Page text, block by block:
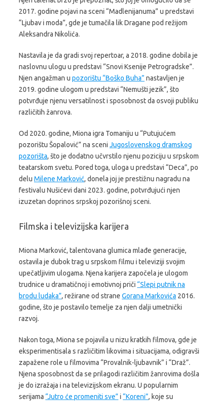
2017. godine pojavi na sceni “Madlenijanuma” u predstavi
“Ljubav i moda”, gde je tumačila lik Dragane pod režijom
Aleksandra Nikolića.
Nastavila je da gradi svoj repertoar, a 2018. godine dobila je
naslovnu ulogu u predstavi “Snovi Ksenije Petrogradske”.
Njen angažman u pozorištu “Boško Buha” nastavljen je
2019. godine ulogom u predstavi “Nemušti jezik”, što
potvrđuje njenu versatilnost i sposobnost da osvoji publiku
različitih žanrova.
Od 2020. godine, Miona igra Tomaniju u “Putujućem
pozorištu Šopalović” na sceni Jugoslovenskog dramskog
pozorišta, što je dodatno učvrstilo njenu poziciju u srpskom
teatarskom svetu. Pored toga, uloga u predstavi “Deca”, po
delu Milene Marković, donela joj je prestižnu nagradu na
festivalu Nušićevi dani 2023. godine, potvrđujući njen
izuzetan doprinos srpskoj pozorišnoj sceni.
Filmska i televizijska karijera
Miona Marković, talentovana glumica mlađe generacije,
ostavila je dubok trag u srpskom filmu i televiziji svojim
upečatljivim ulogama. Njena karijera započela je ulogom
trudnice u dramatičnoj i emotivnoj priči “Slepi putnik na
brodu ludaka”, režirane od strane Gorana Markovića 2016.
godine, što je postavilo temelje za njen dalji umetnički
razvoj.
Nakon toga, Miona se pojavila u nizu kratkih filmova, gde je
eksperimentisala s različitim likovima i situacijama, odigravši
zapažene role u filmovima “Provalnik-ljubavnik” i “Draž”.
Njena sposobnost da se prilagodi različitim žanrovima došla
je do izražaja i na televizijskom ekranu. U popularnim
serijama “Jutro će promeniti sve” i “Koreni”, koje su